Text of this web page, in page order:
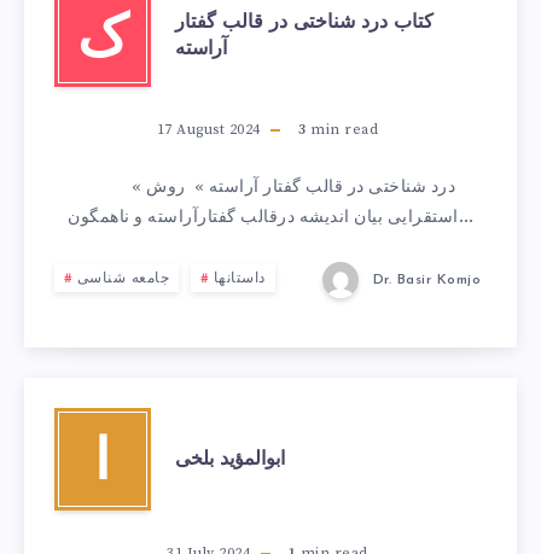
ک
کتاب درد شناختی در قالب گفتار
آراسته
17 August 2024 3 min read
« درد شناختی در قالب گفتار آراسته » روش
استقرایی بیان اندیشه درقالب گفتارآراسته و ناهمگون…
جامعه شناسی داستانها Dr. Basir Komjo
ا ابوالمؤید بلخی